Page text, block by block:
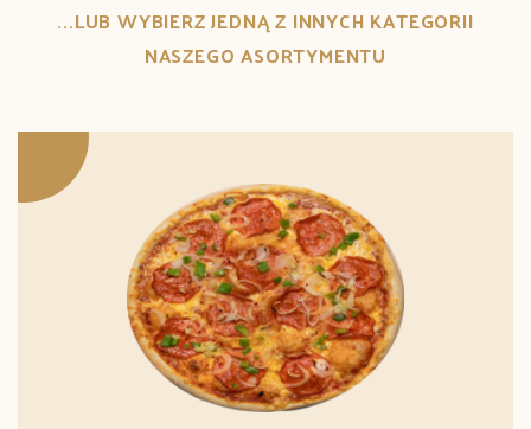
...LUB WYBIERZ JEDNĄ Z INNYCH KATEGORII
NASZEGO ASORTYMENTU